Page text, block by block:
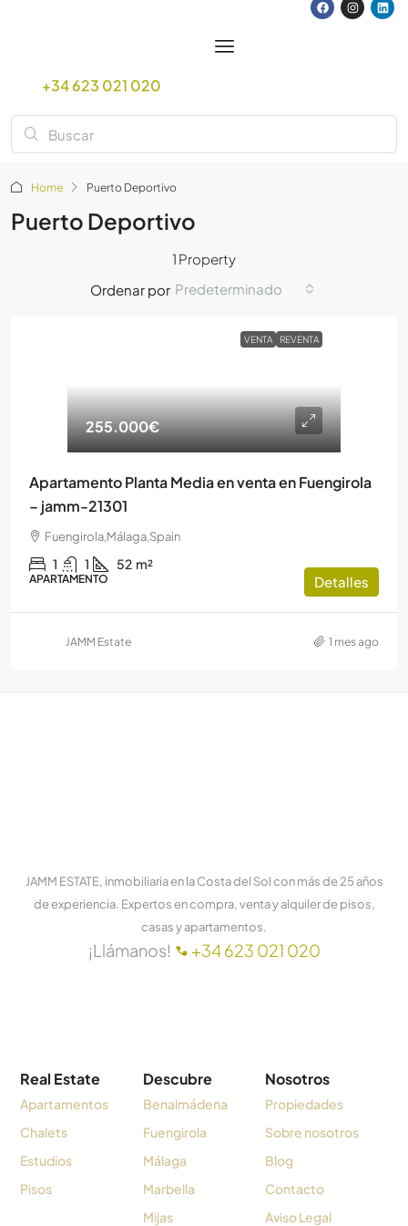
+34 623 021 020
Home Puerto Deportivo
Puerto Deportivo
1 Property
Ordenar por Predeterminado
VENTA REVENTA
255.000€
Apartamento Planta Media en venta en Fuengirola
– jamm-21301
Fuengirola,Málaga,Spain
1 1 52 m²
APARTAMENTO Detalles
JAMM Estate 1 mes ago
JAMM ESTATE, inmobiliaria en la Costa del Sol con más de 25 años
de experiencia. Expertos en compra, venta y alquiler de pisos,
casas y apartamentos.
¡Llámanos! +34 623 021 020
Real Estate
Apartamentos
Chalets
Estudios
Pisos
Descubre
Benalmádena
Fuengirola
Málaga
Marbella
Mijas
Nosotros
Propiedades
Sobre nosotros
Blog
Contacto
Aviso Legal